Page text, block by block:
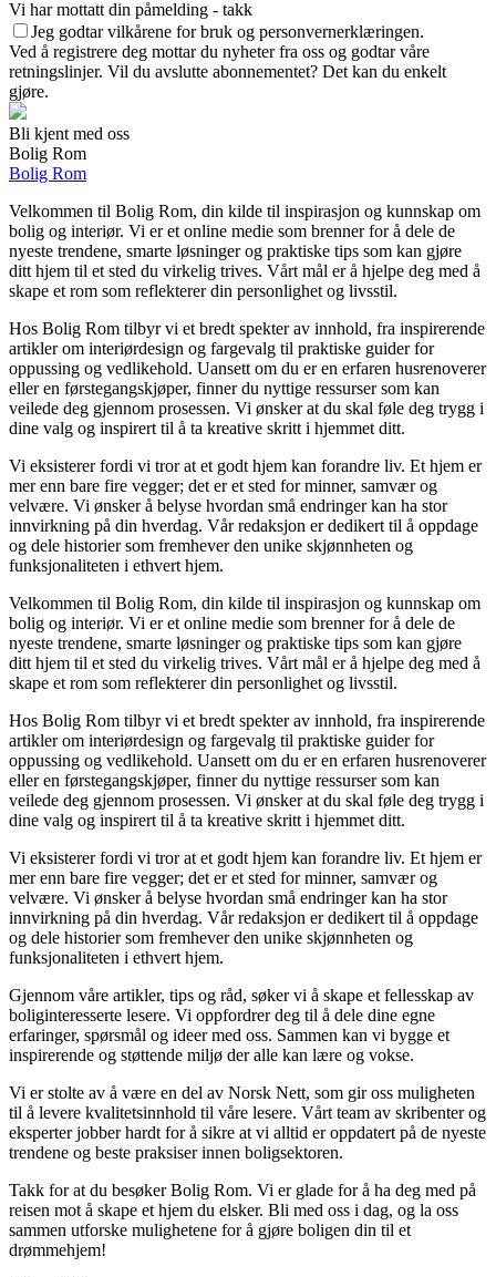
Vi har mottatt din påmelding - takk
Jeg godtar vilkårene for bruk og personvernerklæringen.
Ved å registrere deg mottar du nyheter fra oss og godtar våre
retningslinjer. Vil du avslutte abonnementet? Det kan du enkelt
gjøre.
Bli kjent med oss
Bolig Rom
Bolig Rom
Velkommen til Bolig Rom, din kilde til inspirasjon og kunnskap om
bolig og interiør. Vi er et online medie som brenner for å dele de
nyeste trendene, smarte løsninger og praktiske tips som kan gjøre
ditt hjem til et sted du virkelig trives. Vårt mål er å hjelpe deg med å
skape et rom som reflekterer din personlighet og livsstil.
Hos Bolig Rom tilbyr vi et bredt spekter av innhold, fra inspirerende
artikler om interiørdesign og fargevalg til praktiske guider for
oppussing og vedlikehold. Uansett om du er en erfaren husrenoverer
eller en førstegangskjøper, finner du nyttige ressurser som kan
veilede deg gjennom prosessen. Vi ønsker at du skal føle deg trygg i
dine valg og inspirert til å ta kreative skritt i hjemmet ditt.
Vi eksisterer fordi vi tror at et godt hjem kan forandre liv. Et hjem er
mer enn bare fire vegger; det er et sted for minner, samvær og
velvære. Vi ønsker å belyse hvordan små endringer kan ha stor
innvirkning på din hverdag. Vår redaksjon er dedikert til å oppdage
og dele historier som fremhever den unike skjønnheten og
funksjonaliteten i ethvert hjem.
Velkommen til Bolig Rom, din kilde til inspirasjon og kunnskap om
bolig og interiør. Vi er et online medie som brenner for å dele de
nyeste trendene, smarte løsninger og praktiske tips som kan gjøre
ditt hjem til et sted du virkelig trives. Vårt mål er å hjelpe deg med å
skape et rom som reflekterer din personlighet og livsstil.
Hos Bolig Rom tilbyr vi et bredt spekter av innhold, fra inspirerende
artikler om interiørdesign og fargevalg til praktiske guider for
oppussing og vedlikehold. Uansett om du er en erfaren husrenoverer
eller en førstegangskjøper, finner du nyttige ressurser som kan
veilede deg gjennom prosessen. Vi ønsker at du skal føle deg trygg i
dine valg og inspirert til å ta kreative skritt i hjemmet ditt.
Vi eksisterer fordi vi tror at et godt hjem kan forandre liv. Et hjem er
mer enn bare fire vegger; det er et sted for minner, samvær og
velvære. Vi ønsker å belyse hvordan små endringer kan ha stor
innvirkning på din hverdag. Vår redaksjon er dedikert til å oppdage
og dele historier som fremhever den unike skjønnheten og
funksjonaliteten i ethvert hjem.
Gjennom våre artikler, tips og råd, søker vi å skape et fellesskap av
boliginteresserte lesere. Vi oppfordrer deg til å dele dine egne
erfaringer, spørsmål og ideer med oss. Sammen kan vi bygge et
inspirerende og støttende miljø der alle kan lære og vokse.
Vi er stolte av å være en del av Norsk Nett, som gir oss muligheten
til å levere kvalitetsinnhold til våre lesere. Vårt team av skribenter og
eksperter jobber hardt for å sikre at vi alltid er oppdatert på de nyeste
trendene og beste praksiser innen boligsektoren.
Takk for at du besøker Bolig Rom. Vi er glade for å ha deg med på
reisen mot å skape et hjem du elsker. Bli med oss i dag, og la oss
sammen utforske mulighetene for å gjøre boligen din til et
drømmehjem!